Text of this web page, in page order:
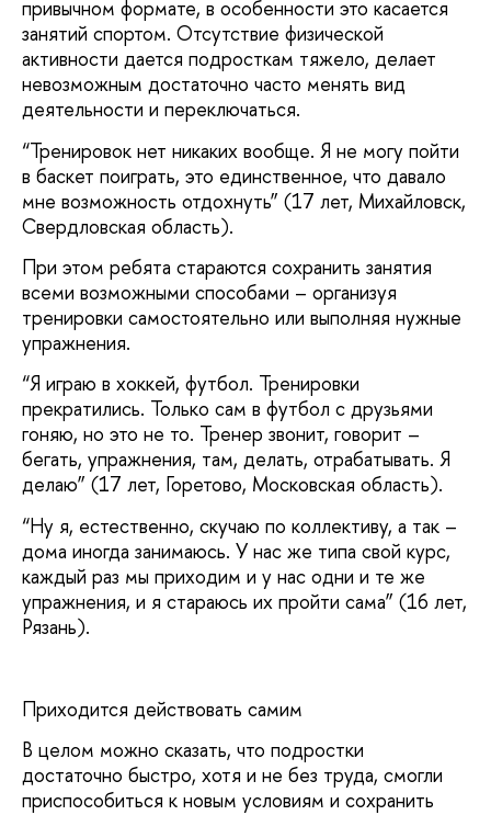
привычном формате, в особенности это касается
занятий спортом. Отсутствие физической
активности дается подросткам тяжело, делает
невозможным достаточно часто менять вид
деятельности и переключаться.
“Тренировок нет никаких вообще. Я не могу пойти
в баскет поиграть, это единственное, что давало
мне возможность отдохнуть” (17 лет, Михайловск,
Свердловская область).
При этом ребята стараются сохранить занятия
всеми возможными способами – организуя
тренировки самостоятельно или выполняя нужные
упражнения.
“Я играю в хоккей, футбол. Тренировки
прекратились. Только сам в футбол с друзьями
гоняю, но это не то. Тренер звонит, говорит –
бегать, упражнения, там, делать, отрабатывать. Я
делаю” (17 лет, Горетово, Московская область).
“Ну я, естественно, скучаю по коллективу, а так –
дома иногда занимаюсь. У нас же типа свой курс,
каждый раз мы приходим и у нас одни и те же
упражнения, и я стараюсь их пройти сама” (16 лет,
Рязань).
Приходится действовать самим
В целом можно сказать, что подростки
достаточно быстро, хотя и не без труда, смогли
приспособиться к новым условиям и сохранить